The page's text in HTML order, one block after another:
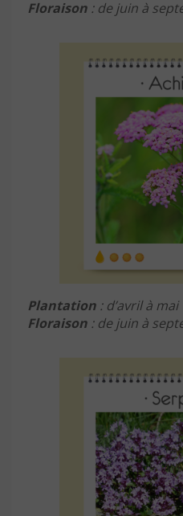
Floraison : de juin à
Plantation : d’avril à mai
Floraison : de juin à